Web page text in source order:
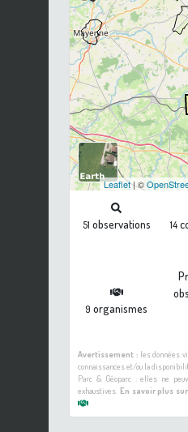
Leaflet| ©
51 observations 14
9 organismes
Avertissement :les données
connaissances et/ou la
Parc & Géoparc : elles ne
exhaustives. En savoir plus sur